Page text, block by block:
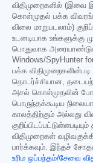
விதிமுறைகளில்
கொள்முதல் பக்க
விலை மாறுபடலாம்)
உடனடியாக உங்களுக்கு
பொதுவாக
Windows/SpyHunter
பக்க விதிமுறைகளின்படி
தொடர்ச்சியான,
அசல் கொள்முதலின்
பொருந்தக்கூடிய
காலத்திற்கும் அல்லது
விதிமுறைகள்
பார்க்கவும். இந்தச்
உரிம ஒப்பந்தம்/சேவை